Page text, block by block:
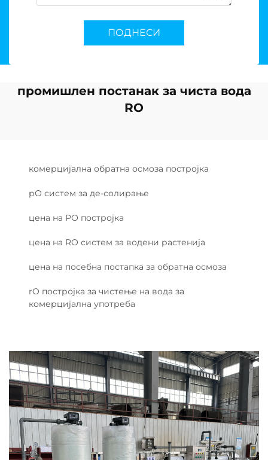
ПОДНЕСИ
промишлен постанак за чиста вода
RO
комерцијална обратна осмоза постројка
рО систем за де-солирање
цена на РО постројка
цена на RO систем за водени растенија
цена на посебна постапка за обратна осмоза
rO постројка за чистење на вода за
комерцијална употреба